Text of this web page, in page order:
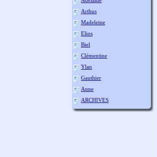
Arthus
Madeleine
Elios
Biel
Clémentine
Ylan
Gauthier
Anne
ARCHIVES